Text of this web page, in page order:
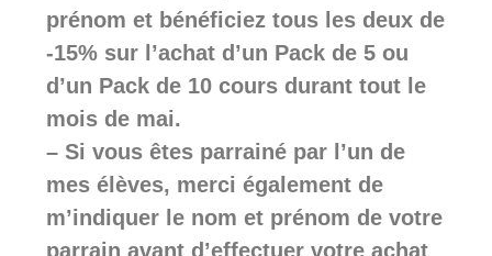
prénom et bénéficiez tous les deux de
-15% sur l’achat d’un Pack de 5 ou
d’un Pack de 10 cours durant tout le
mois de mai.
– Si vous êtes parrainé par l’un de
mes élèves, merci également de
m’indiquer le nom et prénom de votre
parrain avant d’effectuer votre achat